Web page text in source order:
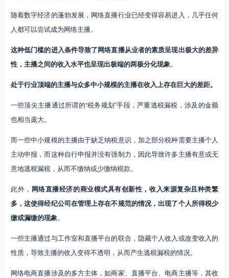
随着数字经济的蓬勃发展，网络直播行业已经变得容易进入，几乎任何
人都可以尝试成为网络主播。
这种低门槛的进入条件导致了网络直播从业者的素质呈现出极大的差异
性，主播之间的收入水平也呈现出极端的两极分化现象。
处于行业顶端的主播与众多中小规模的主播在收入上存在巨大的差距。
一些顶尖主播通过所谓的“税务规划”手段，严重逃税漏税，涉及的金额
也相当庞大。
而一些中小规模的主播由于缺乏纳税意识，加之部分税种需要主播个人
主动申报，而这种自行申报并没有强制力，因此导致许多主播有意或无
意地逃税漏税，从而不缴纳或少缴纳税款。
此外， 网络直播经济的商业模式具有创新性，收入来源复杂且种类繁
多，这使得经纪公司在管理上存在不规范的情况，出现了个人所得税少
缴或漏缴的现象。
一些主播通过与工作室和直播平台的联合，隐藏个人收入或改变收入的
性质，导致主播的收入变得不透明，从而产生逃税漏税的情况。
网络电商直播涉及的多方主体，如商家、直播平台、电商主播等，其收